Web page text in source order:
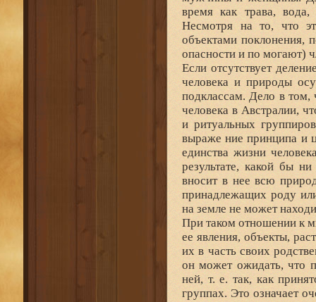
время как трава,
Несмотря на то, что
объектами поклонения,
опасности и по могают)
Если отсутствует
человека и природы
подклассам. Дело в том,
человека в Австралии,
и ритуальных
выраже ние принципа и
единства жизни
результате, какой бы
вносит в нее всю
принадлежащих роду
на земле не может
При таком отношении к
ее явления, объекты,
их в часть своих
он может ожидать, что
ней, т. е. так, как
группах. Это означает